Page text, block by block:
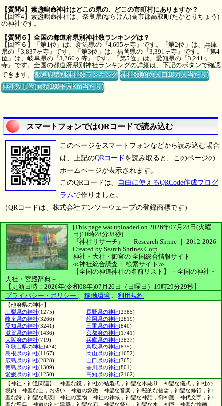
【質問4】素盞嗚命神社はどこの県の、どこの市町村にありますか？
【回答4】素盞嗚命神社は、奈良県(ならけん)高市郡高取町(たかとりちょう)
の神社です。
【質問６】全国の都道府県別神社数ランキングは？
【回答６】「第1位」は、新潟県の『4,695ヶ寺』です。「第2位」は、兵庫
県の『3,837ヶ寺』です。「第3位」は、福岡県の『3,391ヶ寺』です。「第4
位」は、岐阜県の『3,266ヶ寺』です。「第5位」は、愛知県の『3,241ヶ
寺』です。全国の都道府県別神社ランキングの詳細は、下記のボタンで確認
できます。都道府県別神社数ランキング 神社数順位(人口10万人当たり)
神社数順位(面積100平方Km当たり)
スマートフォンではQRコードで読み込む
このページをスマートフォンなどから読み込む場合
は、上記のQRコード を読み取ると、このページの
ホームページが表示されます。
このQRコードは、
自由に使えるQRCode作成プログ
ラムで作りました。
（QRコードは、株式会社デンソーウェーブの登録商標です）
[This page was uploaded on 2026年07月28日(火曜
日)10時28分38秒]
『神社リサーチ』 ｜ Research Shrine ｜ 2012-2026
Created by Search Shrines Corp.
神社・大社・御宮の 全国総合情報サイト
≪神社統合調査・ 検索サイト≫
【全国の神道神社の名前リスト】
－全国の神社・
大社・宮殿辞典－
【更新日時：2026年(令和08年)07月26日（日曜日）19時29分29秒】
プライバシー・ポリシー
稼働環境 利用規約
【他府県の神社】
山梨県の神社(1275) 長野県の神社(2385)
岐阜県の神社(3266) 静岡県の神社(2819)
愛知県の神社(3241) 三重県の神社(840)
滋賀県の神社(1436) 京都府の神社(1741)
大阪府の神社(719) 兵庫県の神社(3837)
和歌山県の神社(434) 鳥取県の神社(825)
島根県の神社(1167) 岡山県の神社(1652)
広島県の神社(2828) 山口県の神社(765)
徳島県の神社(1309) 香川県の神社(801)
愛媛県の神社(1250) 高知県の神社(2162)
【神社・神道関連】：神聖な鏡，神社の結婚式，神聖な木彫り，神聖な儀式，神社の
境内，神聖な山，お祓い，神道の象徴，神聖な音楽，神秘的な信念，神聖な修行，神
聖な詩，神聖な彫刻，神社の宝物，神社の神域，神聖な神話，御神籤，神代文字，神
聖な祭典，神道の神社建築，神聖な石，神聖な祭り，神聖な水，神職，神聖な絵画，